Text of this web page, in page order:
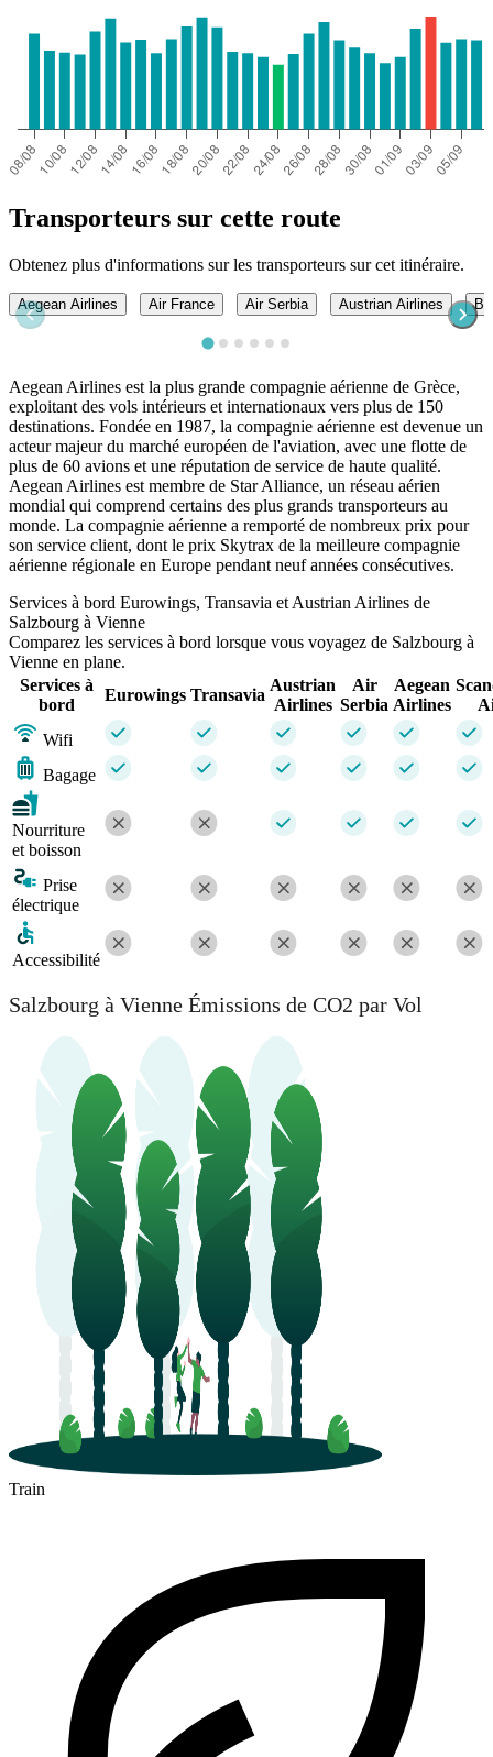
Transporteurs sur cette route
Obtenez plus d'informations sur les transporteurs sur cet itinéraire.
Aegean Airlines Air France Air Serbia Austrian Airlines
Aegean Airlines est la plus grande compagnie aérienne de Grèce,
exploitant des vols intérieurs et internationaux vers plus de 150
destinations. Fondée en 1987, la compagnie aérienne est devenue un
acteur majeur du marché européen de l'aviation, avec une flotte de
plus de 60 avions et une réputation de service de haute qualité.
Aegean Airlines est membre de Star Alliance, un réseau aérien
mondial qui comprend certains des plus grands transporteurs au
monde. La compagnie aérienne a remporté de nombreux prix pour
son service client, dont le prix Skytrax de la meilleure compagnie
aérienne régionale en Europe pendant neuf années consécutives.
Services à bord Eurowings, Transavia et Austrian Airlines de
Salzbourg à Vienne
Comparez les services à bord lorsque vous voyagez de Salzbourg à
Vienne en plane.
Services à
bord
Eurowings Transavia
Austrian
Airlines
Air
Serbia
Aegean
Airlines
Wifi
Bagage
Nourriture
et boisson
Prise
électrique
Accessibilité
Salzbourg à Vienne Émissions de CO2 par Vol
Train